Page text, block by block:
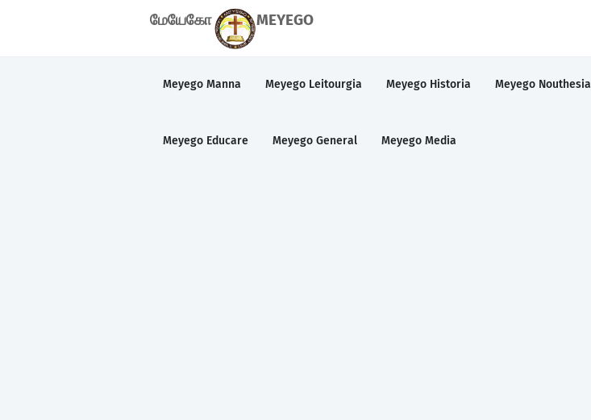
மேயேகோ MEYEGO
Meyego Manna Meyego Leitourgia Meyego Historia Meyego Nouthesia
Meyego Educare Meyego General Meyego Media